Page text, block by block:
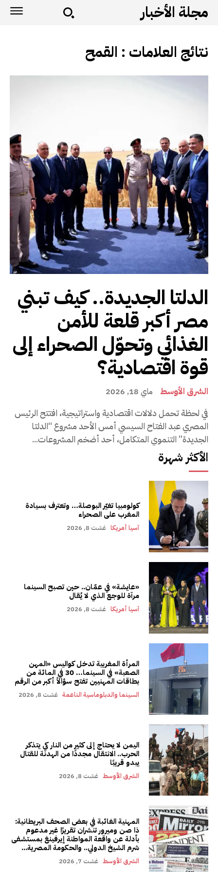
مجلة الأخبار
نتائج العلامات : القمح
الدلتا الجديدة.. كيف تبني
مصر أكبر قلعة للأمن
الغذائي وتحوّل الصحراء إلى
قوة اقتصادية؟
الشرق الأوسط ماي 18, 2026
في لحظة تحمل دلالات اقتصادية واستراتيجية، افتتح الرئيس
المصري عبد الفتاح السيسي أمس الأحد مشروع “الدلتا
الجديدة” التنموي المتكامل، أحد أضخم المشروعات...
الأكثر شهرة
كولومبيا تغيّر البوصلة… وتعترف بسيادة
المغرب على الصحراء
آسيا أمريكا غشت 8, 2026
«عايشة» في عمّان.. حين تصبح السينما
مرآة للوجع الذي لا يُقال
آسيا أمريكا غشت 8, 2026
المرأة المغربية تدخل كواليس «المهن
الصعبة» في السينما… 30 في المائة من
بطاقات المهنيين تفتح سؤالاً أكبر من الرقم
السينما والدبلوماسية الناعمة غشت 8, 2026
اليمن لا يحتاج إلى كثير من النار كي يتذكر
الحرب.. الانتقال مجددًا من الهدنة للقتال
يبدو قريبًا
الشرق الأوسط غشت 8, 2026
المهنية الغائبة في بعض الصحف البريطانية:
ذا صن وميرور تنشران تقريرًا غير مدعوم
بأدلة عن واقعة المواطنة إيرفينغ بمستشفى
شرم الشيخ الدولي.. والحكومة المصرية...
الشرق الأوسط غشت 7, 2026